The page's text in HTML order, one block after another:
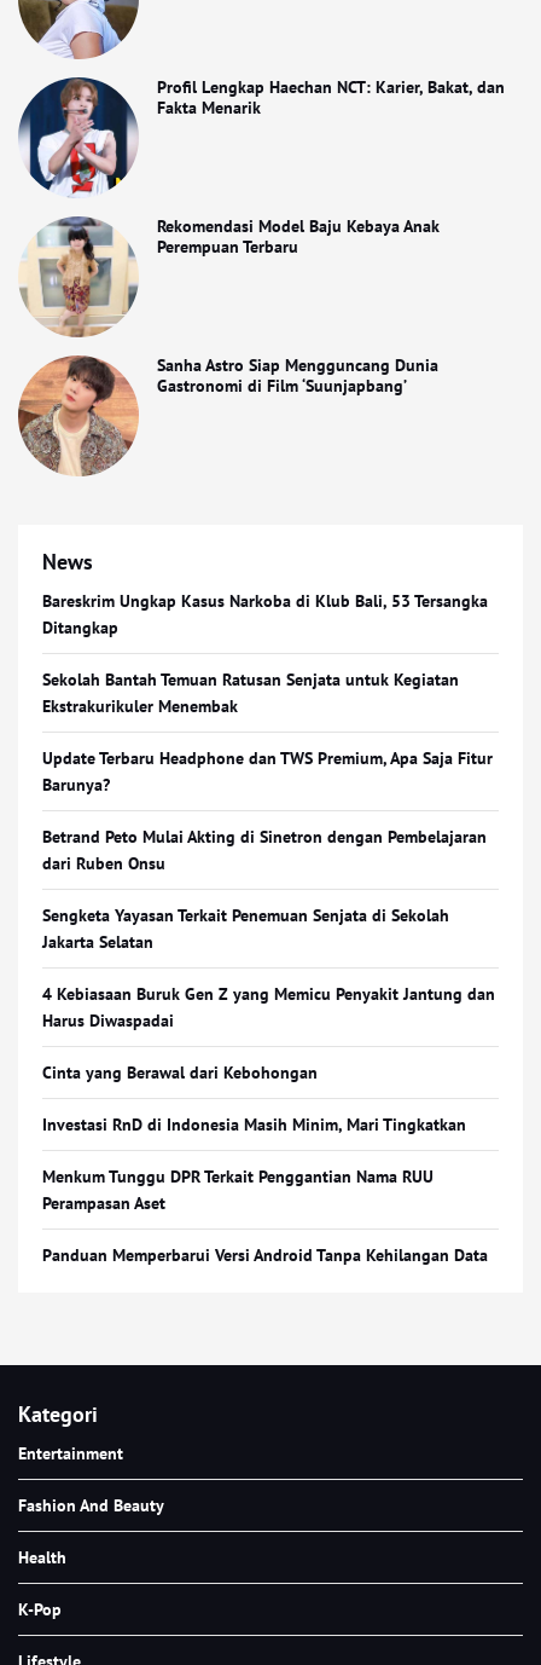
Profil Lengkap Haechan NCT: Karier, Bakat, dan
Fakta Menarik
Rekomendasi Model Baju Kebaya Anak
Perempuan Terbaru
Sanha Astro Siap Mengguncang Dunia
Gastronomi di Film ‘Suunjapbang’
News
Bareskrim Ungkap Kasus Narkoba di Klub Bali, 53 Tersangka
Ditangkap
Sekolah Bantah Temuan Ratusan Senjata untuk Kegiatan
Ekstrakurikuler Menembak
Update Terbaru Headphone dan TWS Premium, Apa Saja Fitur
Barunya?
Betrand Peto Mulai Akting di Sinetron dengan Pembelajaran
dari Ruben Onsu
Sengketa Yayasan Terkait Penemuan Senjata di Sekolah
Jakarta Selatan
4 Kebiasaan Buruk Gen Z yang Memicu Penyakit Jantung dan
Harus Diwaspadai
Cinta yang Berawal dari Kebohongan
Investasi RnD di Indonesia Masih Minim, Mari Tingkatkan
Menkum Tunggu DPR Terkait Penggantian Nama RUU
Perampasan Aset
Panduan Memperbarui Versi Android Tanpa Kehilangan Data
Kategori
Entertainment
Fashion And Beauty
Health
K-Pop